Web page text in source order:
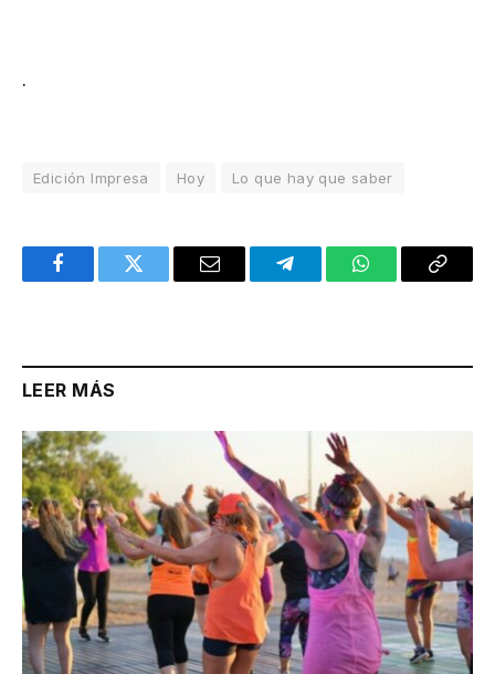
.
Edición Impresa Hoy Lo que hay que saber
FacebookTwitter Email TelegramWhatsAppCopy
LEER MÁS